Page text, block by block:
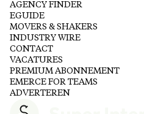
AGENCY FINDER
EGUIDE
MOVERS & SHAKERS
INDUSTRY WIRE
CONTACT
VACATURES
PREMIUM ABONNEMENT
EMERCE FOR TEAMS
ADVERTEREN